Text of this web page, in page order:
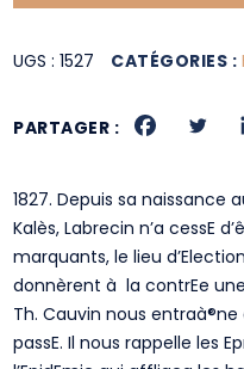
UGS :1527 CATÉGORIES :
PARTAGER :
1827. Depuis sa naissance
Kalès, Labrecin n’a cessE
marquants, le lieu
donnèrent à la contrEe
Th. Cauvin nous
passE. Il nous rappelle les